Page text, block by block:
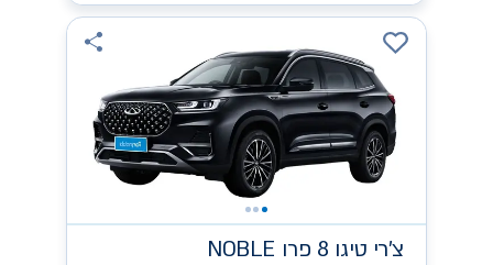
צ'רי NOBLE טיגו 8 פרו